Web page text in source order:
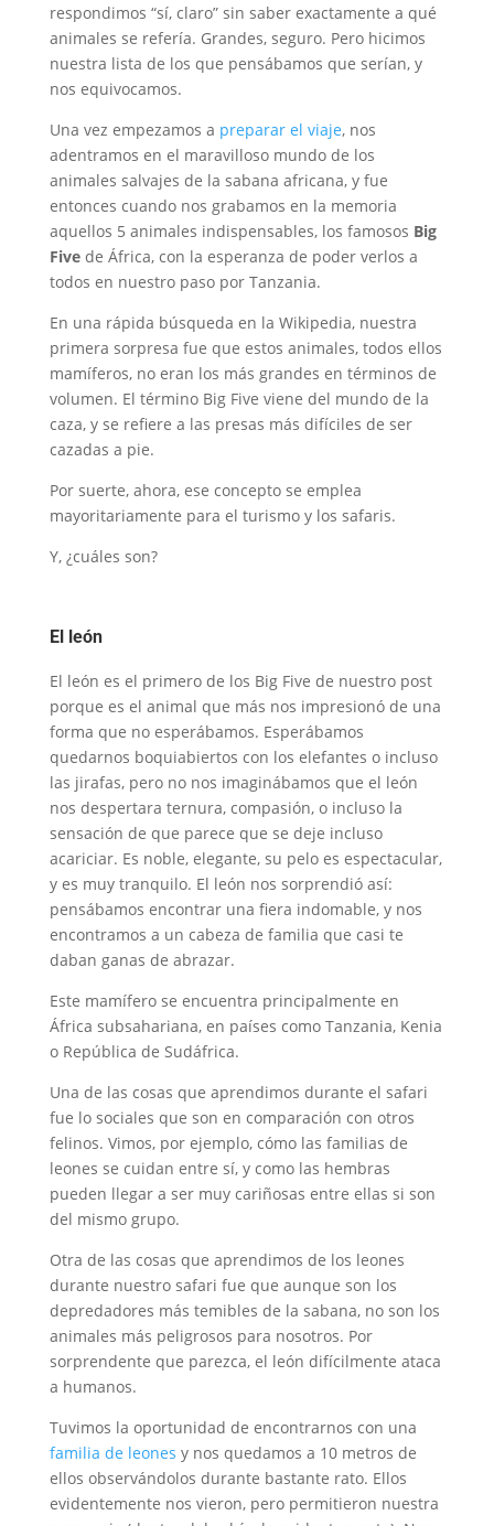
respondimos “sí, claro” sin saber exactamente a qué
animales se refería. Grandes, seguro. Pero hicimos
nuestra lista de los que pensábamos que serían, y
nos equivocamos.
Una vez empezamos a preparar el viaje, nos
adentramos en el maravilloso mundo de los
animales salvajes de la sabana africana, y fue
entonces cuando nos grabamos en la memoria
aquellos 5 animales indispensables, los famosos Big
Fivede África, con la esperanza de poder verlos a
todos en nuestro paso por Tanzania.
En una rápida búsqueda en la Wikipedia, nuestra
primera sorpresa fue que estos animales, todos ellos
mamíferos, no eran los más grandes en términos de
volumen. El término Big Five viene del mundo de la
caza, y se refiere a las presas más difíciles de ser
cazadas a pie.
Por suerte, ahora, ese concepto se emplea
mayoritariamente para el turismo y los safaris.
Y, ¿cuáles son?
El león
El león es el primero de los Big Five de nuestro post
porque es el animal que más nos impresionó de una
forma que no esperábamos. Esperábamos
quedarnos boquiabiertos con los elefantes o incluso
las jirafas, pero no nos imaginábamos que el león
nos despertara ternura, compasión, o incluso la
sensación de que parece que se deje incluso
acariciar. Es noble, elegante, su pelo es espectacular,
y es muy tranquilo. El león nos sorprendió así:
pensábamos encontrar una fiera indomable, y nos
encontramos a un cabeza de familia que casi te
daban ganas de abrazar.
Este mamífero se encuentra principalmente en
África subsahariana, en países como Tanzania, Kenia
o República de Sudáfrica.
Una de las cosas que aprendimos durante el safari
fue lo sociales que son en comparación con otros
felinos. Vimos, por ejemplo, cómo las familias de
leones se cuidan entre sí, y como las hembras
pueden llegar a ser muy cariñosas entre ellas si son
del mismo grupo.
Otra de las cosas que aprendimos de los leones
durante nuestro safari fue que aunque son los
depredadores más temibles de la sabana, no son los
animales más peligrosos para nosotros. Por
sorprendente que parezca, el león difícilmente ataca
a humanos.
Tuvimos la oportunidad de encontrarnos con una
familia de leones y nos quedamos a 10 metros de
ellos observándolos durante bastante rato. Ellos
evidentemente nos vieron, pero permitieron nuestra